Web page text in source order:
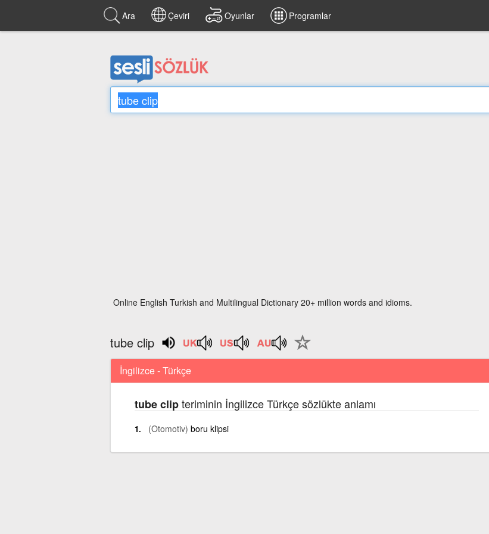
Ara Çeviri Oyunlar Programlar
Online English Turkish and Multilingual Dictionary 20+ million words and idioms.
tube clip
İngilizce - Türkçe
tube clipteriminin İngilizce Türkçe sözlükte anlamı
(Otomotiv) boru klipsi